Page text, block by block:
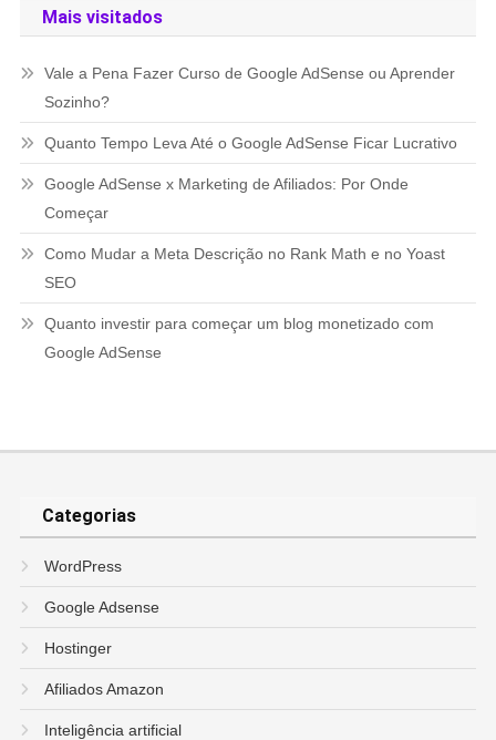
Mais visitados
Vale a Pena Fazer Curso de Google AdSense ou Aprender
Sozinho?
Quanto Tempo Leva Até o Google AdSense Ficar Lucrativo
Google AdSense x Marketing de Afiliados: Por Onde
Começar
Como Mudar a Meta Descrição no Rank Math e no Yoast
SEO
Quanto investir para começar um blog monetizado com
Google AdSense
Categorias
WordPress
Google Adsense
Hostinger
Afiliados Amazon
Inteligência artificial